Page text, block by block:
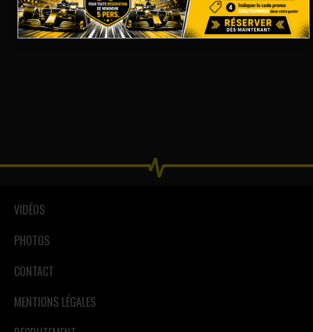
VIDÉOS
PHOTOS
CONTACT
MENTIONS LÉGALES